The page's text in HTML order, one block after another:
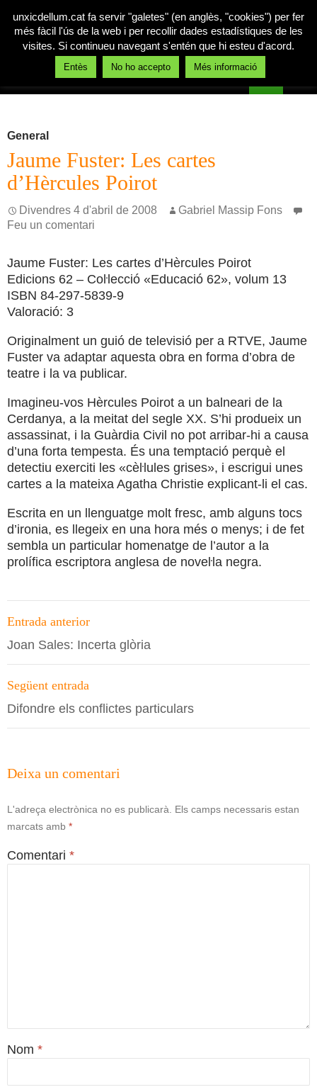
Un xic de llum
General
Jaume Fuster: Les cartes
d’Hèrcules Poirot
Divendres 4 d'abril de 2008
Gabriel Massip Fons
Feu un comentari
Jaume Fuster: Les cartes d’Hèrcules Poirot
Edicions 62 – Coŀlecció «Educació 62», volum 13
ISBN 84-297-5839-9
Valoració: 3
Originalment un guió de televisió per a RTVE, Jaume
Fuster va adaptar aquesta obra en forma d’obra de
teatre i la va publicar.
Imagineu-vos Hèrcules Poirot a un balneari de la
Cerdanya, a la meitat del segle XX. S’hi produeix un
assassinat, i la Guàrdia Civil no pot arribar-hi a causa
d’una forta tempesta. És una temptació perquè el
detectiu exerciti les «cèŀlules grises», i escrigui unes
cartes a la mateixa Agatha Christie explicant-li el cas.
Escrita en un llenguatge molt fresc, amb alguns tocs
d’ironia, es llegeix en una hora més o menys; i de fet
sembla un particular homenatge de l’autor a la
prolífica escriptora anglesa de noveŀla negra.
Navegació
per
les
entrades
Entrada anterior
Joan Sales: Incerta glòria
Següent entrada
Difondre els conflictes particulars
Deixa un comentari
L'adreça electrònica no es publicarà. Els camps necessaris estan
marcats amb *
Comentari *
Nom *
unxicdellum.cat fa servir "galetes" (en anglès, "cookies") per fer
més fàcil l'ús de la web i per recollir dades estadístiques de les
visites. Si continueu navegant s'entén que hi esteu d'acord.
Entès No ho accepto Més informació